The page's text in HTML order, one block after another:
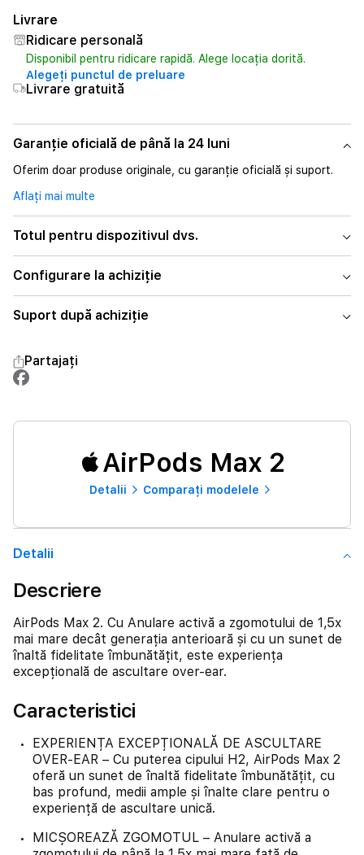
Livrare
Ridicare personală
Disponibil pentru ridicare rapidă. Alege locația dorită.
Alegeți punctul de preluare
Livrare gratuită
Garanție oficială de până la 24 luni
Oferim doar produse originale, cu garanție oficială și suport.
Aflați mai multe
Totul pentru dispozitivul dvs.
Configurare la achiziție
Suport după achiziție
Partajați
AirPods Max 2
Detalii Comparați modelele
Detalii
Descriere
AirPods Max 2. Cu Anulare activă a zgomotului de 1,5x
mai mare decât generația anterioară și cu un sunet de
înaltă fidelitate îmbunătățit, este experiența
excepțională de ascultare over-ear.
Caracteristici
EXPERIENȚA EXCEPȚIONALĂ DE ASCULTARE
OVER-EAR – Cu puterea cipului H2, AirPods Max 2
oferă un sunet de înaltă fidelitate îmbunătățit, cu
bas profund, medii ample și înalte clare pentru o
experiență de ascultare unică.
MICȘOREAZĂ ZGOMOTUL – Anulare activă a